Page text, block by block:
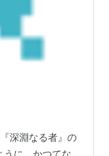
深淵なる者』の